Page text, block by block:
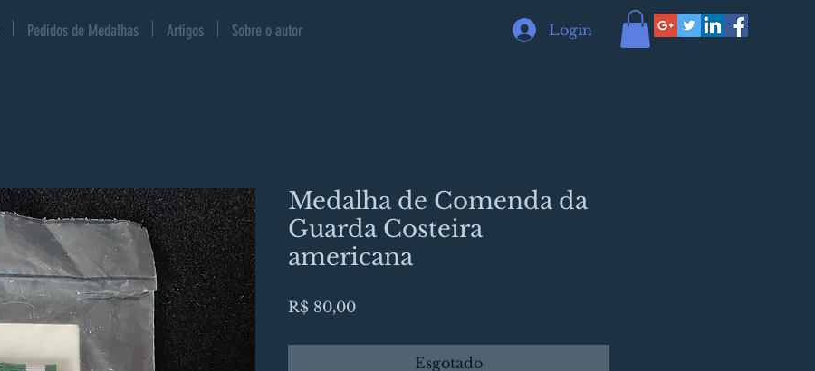
Login
Pedidos de Medalhas Artigos Sobre o autor
Medalha de Comenda da
Guarda Costeira
americana
R$ 80,00Preço
Esgotado